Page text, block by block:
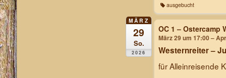
ausgebucht
MÄRZ
29
So.
2026
OC 1 – Ostercamp
März 29 um 17:00 –
Westernreiter –
für Alleinreisende